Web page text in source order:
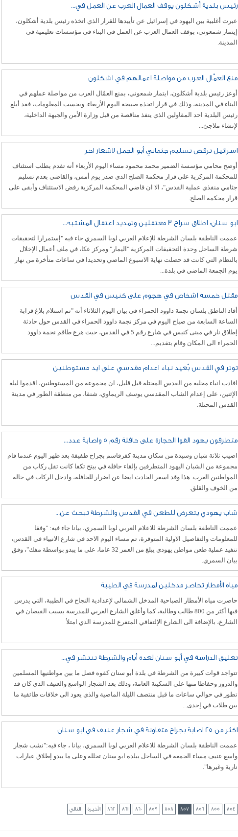
رئيس بلدية أشكلون يوقف العمال العرب عن العمل في...
عبرت أغلبية بين اليهود في إسرائيل عن تأييدها للقرار الذي اتخذه رئيس بلدية أشكلون،
إيتمار شمعوني، بوقف العمال العرب عن العمل في البناء في مؤسسات تعليمية في
المدينة.
منع العمّال العرب من مواصلة اعمالهم في اشكلون
أوعز رئيس بلدية أشكلون، ايتمار شمعوني، بمنع العمّال العرب من مواصلة عملهم في
البناء في المدينة، وذلك في قرار اتخذه صبيحة اليوم الأربعاء. وبحسب المعلومات، فقد أبلغ
رئيس البلدية احد المقاولين الذي ينفذ مناقصة من قبل وزارة الأمن والجبهة الداخلية،
لإنشاء ملاجئ...
اسرائيل ترفض تسليم جثماني أبو الجمل لاشعار اخر
أوضح محامي مؤسسة الضمير محمد محمود مساء اليوم الأربعاء أنه تقدم بطلب استئناف
للمحكمة المركزية على قرار محكمة الصلح الذي صدر يوم أمس، والقاضي بعدم تسليم
جثامي منفذي عملية القدس"، الا ان قاضي المحكمة المركزية رفض الاستئناف وأبقى على
قرار محكمة الصلح.
ابو سنان: اطلاق سراح 3 معتقلين وتمديد اعتقال المشتبه...
عممت الناطقة بلسان الشرطة للإعلام العربي لوبا السمري جاء فيه "إستمرارا لتحقيقات
شرطة الساحل وحدة التحقيقات المركزية "اليمار" ومركز عكا، في ملف أعمال الإخلال
بالنظام التي كانت قد حصلت نهاية الاسبوع الماضي وتحديدا في ساعات متأخرة من نهار
يوم الجمعة الماضي في بلدة...
مقتل خمسة اشخاص في هجوم على كنيس في القدس
أفاد الناطق بلسان نجمة داوود الحمراء في بيان اليوم الثلاثاء أنه "تم استلام بلاغ قرابة
الساعة السابعة من صباح اليوم في مركز نجمة داوود الحمراء في القدس حول حادثة
إطلاق نار في مبنى كنيس في شارع رقم 5 في القدس، حيث هرع طاقم نجمة داوود
الحمراء الى المكان وقام بتقديم...
توتر في القدس بُعيد نباء اعدام مقدسي على ايد مستوطنين
افادت انباء محلية من القدس المحتلة قبل قليل، ان مجموعة من المستوطنين، اقدموا ليلة
الإثنين، على إعدام الشاب المقدسي يوسف الريماوي، شنقا، من منطقة الطور في مدينة
القدس المحتلة.
متطرفون يهود القوا الحجارة على حافلة رقم 5 واصابة عدد...
اصيب ثلاثة شبان وسيدة من سكان مدينة كفرقاسم بجراح طفيفة بعد ظهر اليوم عندما قام
مجموعة من الشبان اليهود المتطرفين بإلقاء حافلة في بيتح تكفا كانت تقل ركاب من
المواطنين العرب. هذا وقد اسفر الحادث ايضا عن اضرار للحافلة، وادخل الركاب في حالة
من الخوف والقلق.
شاب يهودي يتعرض للطعن في القدس والشرطة تبحث عن...
عممت الناطقة بلسان الشرطة للاعلام العربي لوبا السمري، بيانا جاء فيه: "وفقا
للمعلومات والتفاصيل الاولية المتوفرة، تم مساء اليوم الاحد في شارع الانبياء في القدس،
تنفيذ عملية طعن مواطن يهودي يبلغ من العمر 32 عاما، على ما يبدو بواسطة مفك"، وفق
بيان السمري.
مياه الأمطار تحاصر مدخلين لمدرسة في الطيبة
حاصرت مياه الأمطار الصباحية المدخل الشمالي لإعدادية النجاح في الطيبة، التي يدرس
فيها أكثر من 800 طالب وطالبة، كما وأغلق الشارع الغربي للمدرسة بسبب الفيضان في
الشارع، بالإضافة الى الشارع الإلتفافي المتفرع للمدرسة الذي امتلأ
تعليق الدراسة في أبو سنان لعدة أيام والشرطة تنتشر في...
تتواجد قوات كبيرة من الشرطة في بلدة أبو سنان كقوه فصل ما بين مواطنيها المسلمين
والدروز وحفاظا منها على السكينة العامة، وذلك بعد الشجار الواسع والعنيف الذي كان قد
تطور في حوالي ساعات ما قبل منتصف الليلة الماضية والذي يعود الى خلافات طائفية ما
بين طلاب في إحدى...
اكثر من 25 اصابة بجراح متفاونة في شجار عنيف في ابو سنان
عممت الناطقة بلسان الشرطة للاعلام العربي لوبا السمري، بيانا ، جاء فيه:"نشب شجار
واسع عنيف مساء الجمعة في الساحل ببلدة ابو سنان تخلله وعلى ما يبدو إطلاق عيارات
نارية وغيرها".
854
855
856
857
858
859
860
861
862 الأخيرة التالي